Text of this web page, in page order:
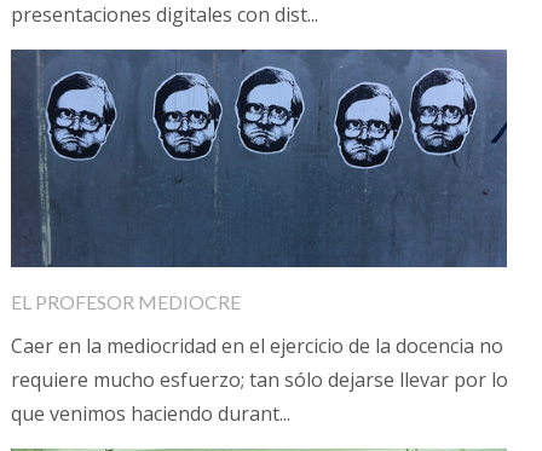
presentaciones digitales con dist...
EL PROFESOR MEDIOCRE
Caer en la mediocridad en el ejercicio de la docencia no
requiere mucho esfuerzo; tan sólo dejarse llevar por lo
que venimos haciendo durant...